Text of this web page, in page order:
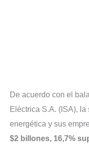
De acuerdo con el
Eléctrica S.A. (ISA),
energética y sus
$2 billones, 16,7%